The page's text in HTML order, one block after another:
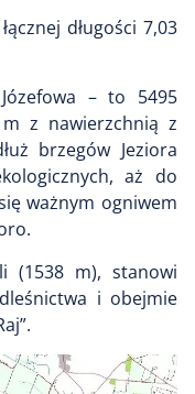
długości 7,03
– to 5495
z nawierzchnią z
brzegów Jeziora
aż do
ważnym ogniwem
(1538 m), stanowi
i obejmie